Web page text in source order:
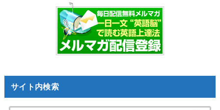
サイト内検索